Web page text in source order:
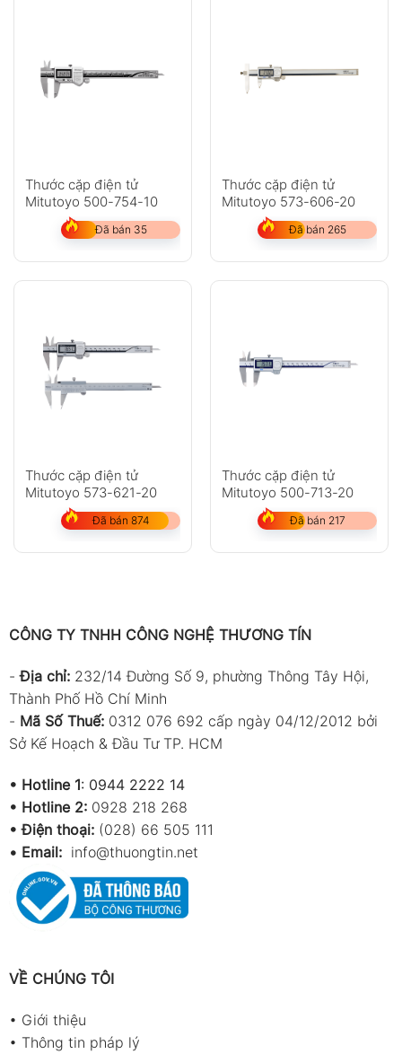
Thước cặp điện tử
Mitutoyo 500-754-10
Đã bán 35
Thước cặp điện tử
Mitutoyo 573-606-20
Đã bán 265
Thước cặp điện tử
Mitutoyo 573-621-20
Đã bán 874
Thước cặp điện tử
Mitutoyo 500-713-20
Đã bán 217
CÔNG TY TNHH CÔNG NGHỆ THƯƠNG TÍN
-Địa chỉ: 232/14 Đường Số 9, phường Thông Tây Hội,
Thành Phố Hồ Chí Minh
- Mã Số Thuế: 0312 076 692 cấp ngày 04/12/2012 bởi
Sở Kế Hoạch & Đầu Tư TP. HCM
• Hotline 1: 0944 2222 14
• Hotline 2: 0928 218 268
• Điện thoại: (028) 66 505 111
• Email: info@thuongtin.net
VỀ CHÚNG TÔI
• Giới thiệu
• Thông tin pháp lý